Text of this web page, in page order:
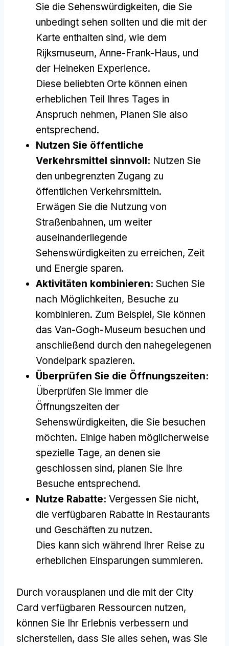
Sie die Sehenswürdigkeiten, die Sie
unbedingt sehen sollten und die mit der
Karte enthalten sind, wie dem
Rijksmuseum, Anne-Frank-Haus, und
der Heineken Experience.
Diese beliebten Orte können einen
erheblichen Teil Ihres Tages in
Anspruch nehmen, Planen Sie also
entsprechend.
Nutzen Sie öffentliche
Verkehrsmittel sinnvoll: Nutzen Sie
den unbegrenzten Zugang zu
öffentlichen Verkehrsmitteln.
Erwägen Sie die Nutzung von
Straßenbahnen, um weiter
auseinanderliegende
Sehenswürdigkeiten zu erreichen, Zeit
und Energie sparen.
Aktivitäten kombinieren: Suchen Sie
nach Möglichkeiten, Besuche zu
kombinieren. Zum Beispiel, Sie können
das Van-Gogh-Museum besuchen und
anschließend durch den nahegelegenen
Vondelpark spazieren.
Überprüfen Sie die Öffnungszeiten:
Überprüfen Sie immer die
Öffnungszeiten der
Sehenswürdigkeiten, die Sie besuchen
möchten. Einige haben möglicherweise
spezielle Tage, an denen sie
geschlossen sind, planen Sie Ihre
Besuche entsprechend.
Nutze Rabatte: Vergessen Sie nicht,
die verfügbaren Rabatte in Restaurants
und Geschäften zu nutzen.
Dies kann sich während Ihrer Reise zu
erheblichen Einsparungen summieren.
Durch vorausplanen und die mit der City
Card verfügbaren Ressourcen nutzen,
können Sie Ihr Erlebnis verbessern und
sicherstellen, dass Sie alles sehen, was Sie